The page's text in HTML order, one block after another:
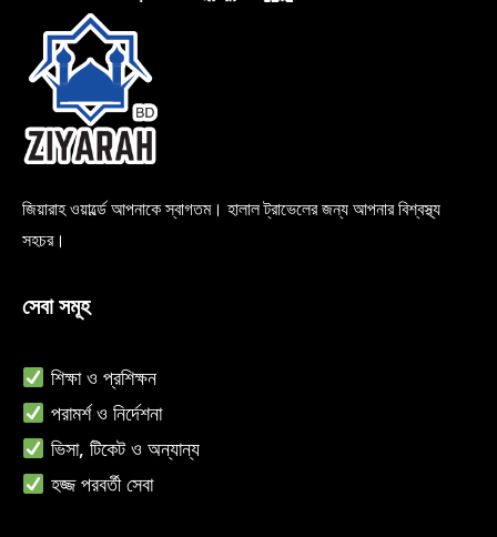
জিয়ারাহ ওয়ার্ল্ডে আপনাকে স্বাগতম। হালাল ট্রাভেলের জন্য আপনার বিশ্বস্থ্য
সহচর।
সেবা সমূহ
শিক্ষা ও প্রশিক্ষন
পরামর্শ ও নির্দেশনা
ভিসা, টিকেট ও অন্যান্য
হজ্জ পরবর্তী সেবা